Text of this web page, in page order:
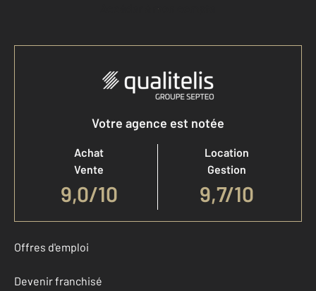
Accéder à mon compte
Votre agence est notée
Achat
Vente
9,0/10
Location
Gestion
9,7/10
Offres d'emploi
Devenir franchisé